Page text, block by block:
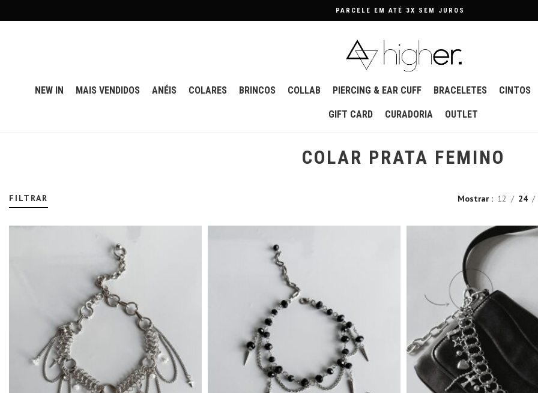
FRETE GRÁTIS NAS COMPRAS ACIMA DE R$329
NEW IN MAIS VENDIDOS ANÉIS COLARES BRINCOS COLLAB PIERCING & EAR CUFF BRACELETES CINTOS
GIFT CARD CURADORIA OUTLET
COLAR PRATA FEMINO
FILTRAR Mostrar 12 24